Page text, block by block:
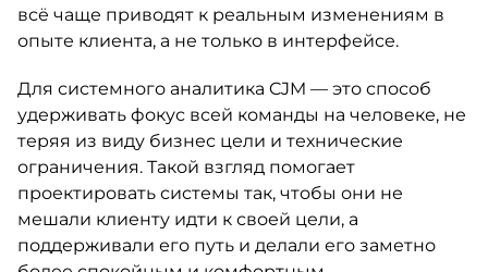
всё чаще приводят к реальным изменениям в
опыте клиента, а не только в интерфейсе.
Для системного аналитика CJM — это способ
удерживать фокус всей команды на человеке, не
теряя из виду бизнес цели и технические
ограничения. Такой взгляд помогает
проектировать системы так, чтобы они не
мешали клиенту идти к своей цели, а
поддерживали его путь и делали его заметно